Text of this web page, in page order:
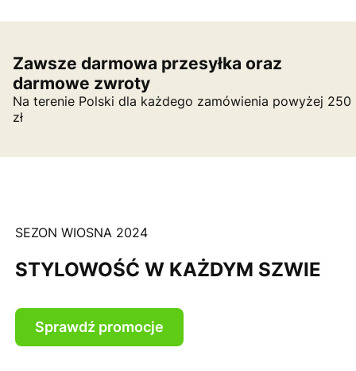
Zawsze darmowa przesyłka oraz
darmowe zwroty
Na terenie Polski dla każdego zamówienia powyżej 250
zł
SEZON WIOSNA 2024
STYLOWOŚĆ W KAŻDYM SZWIE
Sprawdź promocje